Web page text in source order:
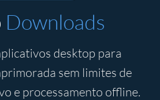
Downloads
desktop para
sem limites de
e processamento offline.